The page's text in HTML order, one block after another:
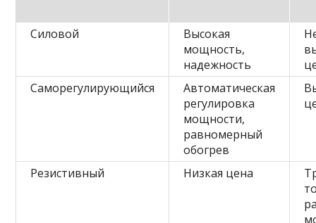
Силовой
Высокая
мощность,
надежность
Саморегулирующийся
Автоматическая
регулировка
мощности,
равномерный
обогрев
Резистивный Низкая цена